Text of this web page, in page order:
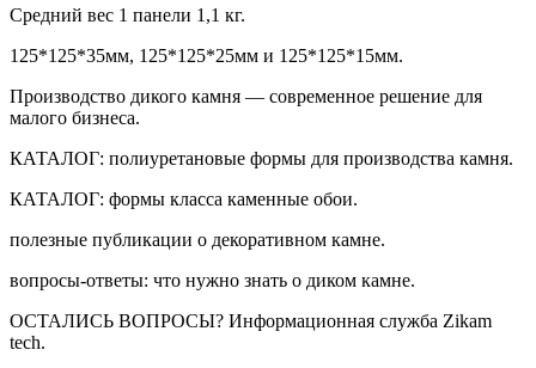
Средний вес 1 панели 1,1 кг.
125*125*35мм, 125*125*25мм и 125*125*15мм.
Производство дикого камня — современное решение для
малого бизнеса.
КАТАЛОГ: полиуретановые формы для производства камня.
КАТАЛОГ: формы класса каменные обои.
полезные публикации о декоративном камне.
вопросы-ответы: что нужно знать о диком камне.
ОСТАЛИСЬ ВОПРОСЫ? Информационная служба Zikam
tech.